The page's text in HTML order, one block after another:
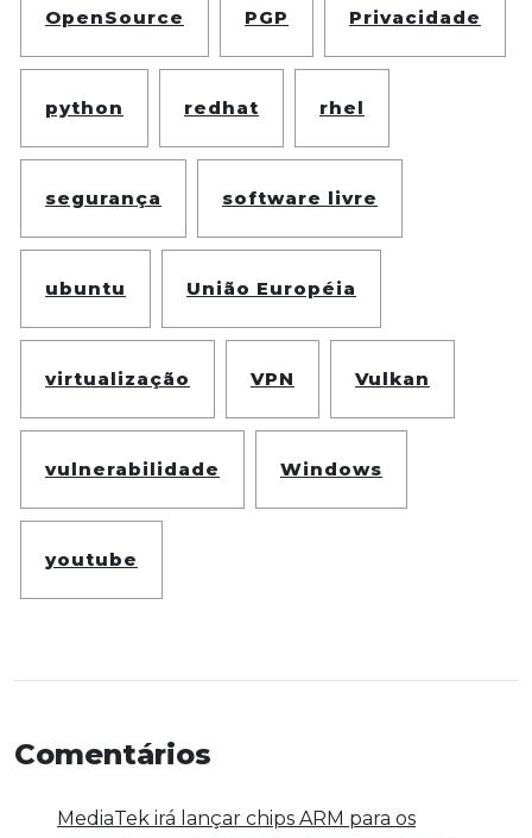
OpenSource PGP Privacidade
python redhat rhel
segurança software livre
ubuntu União Européia
virtualização VPN Vulkan
vulnerabilidade Windows
youtube
Comentários
MediaTek irá lançar chips ARM para os